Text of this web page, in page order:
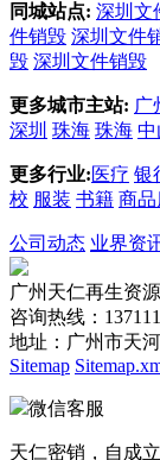
同城站点: 深圳文
件销毁 深圳文件
毁 深圳文件销毁
更多城市主站: 广
深圳 珠海 珠海 中
更多行业: 医疗 银
校 服装 书籍 商
公司动态 业界资
广州天仁再生资
咨询热线：
地址：广州市天
Sitemap
微信客服
天仁密销，自成